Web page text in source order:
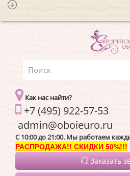
Как нас найти?
+7 (495) 922-57-53
C 10:00 до 21:00. Мы работаем
РАСПРОДАЖА!! СКИДКИ 50%!!!
Заказать